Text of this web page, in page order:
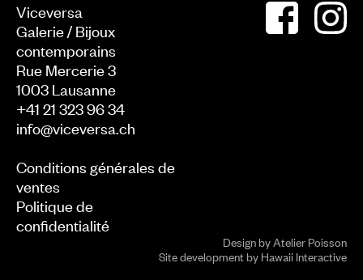
Viceversa
Galerie / Bijoux
contemporains
Rue Mercerie 3
1003 Lausanne
+41 21 323 96 34
info@viceversa.ch
Conditions générales de
ventes
Politique de
confidentialité
Design byAtelier Poisson
Site development byHawaii Interactive